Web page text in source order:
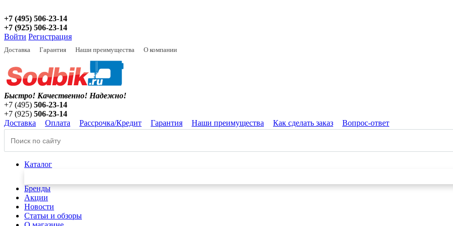
+7 (495) 506-23-14
+7 (925) 506-23-14
Войти Регистрация
Доставка Гарантия Наши преимущества О компании
Быстро! Качественно! Надежно!
+7 (495) 506-23-14
+7 (925) 506-23-14
Доставка
Оплата Рассрочка/Кредит Гарантия Наши преимущества Как сделать заказ Вопрос-ответ
Каталог
Бренды
Акции
Новости
Статьи и обзоры